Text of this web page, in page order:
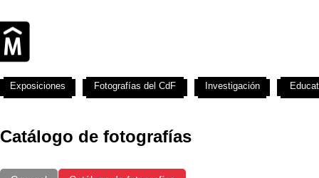
Catálogo de fotografías
Exposiciones Fotografías del CdF Investigación